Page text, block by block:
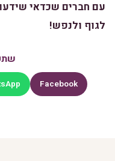
עם חברים שכדאי
לגוף ולנפש!
Facebook